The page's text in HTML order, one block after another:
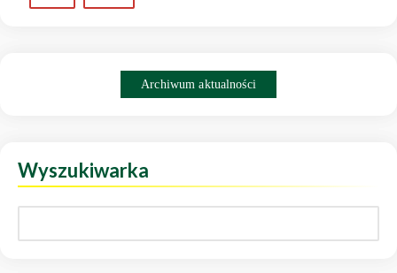
Archiwum aktualności
Wyszukiwarka